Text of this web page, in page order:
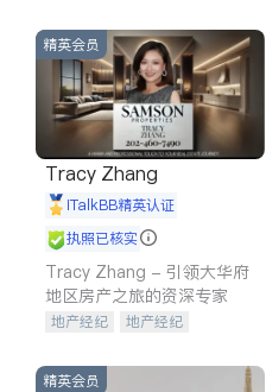
精英会员
Tracy Zhang
iTalkBB精英认证
执照已核实
Tracy Zhang - 引领大华府
地区房产之旅的资深专家
地产经纪
地产经纪
商铺租售
精英会员